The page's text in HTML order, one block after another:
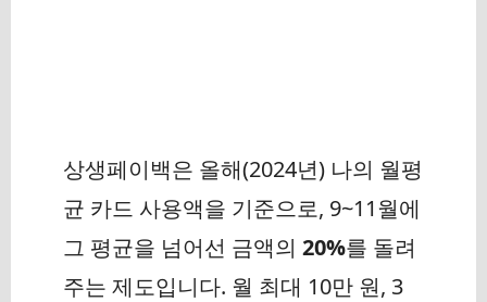
상생페이백은 올해(2024년) 나의 월평
균 카드 사용액을 기준으로, 9~11월에
그 평균을 넘어선 금액의 20%를 돌려
주는 제도입니다. 월 최대 10만 원, 3